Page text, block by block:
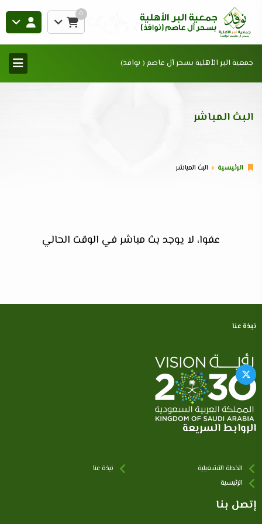
0
جمعية البر الأهلية بسحر آل عاصم ( نوافذ)
البث المباشر
الرئيسية البث المباشر
عفوا، لا يوجد بث مباشر في الوقت الحالي
نبذة عنا
الروابط السريعة
الخطة التشغيلية
الرئيسية
نبذة عنا
إتصل بنا